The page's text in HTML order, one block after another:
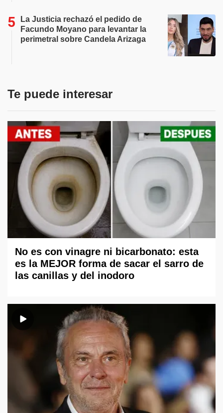
La Justicia rechazó el pedido de
Facundo Moyano para levantar la
perimetral sobre Candela Arizaga
Te puede interesar
No es con vinagre ni bicarbonato: esta
es la MEJOR forma de sacar el sarro de
las canillas y del inodoro